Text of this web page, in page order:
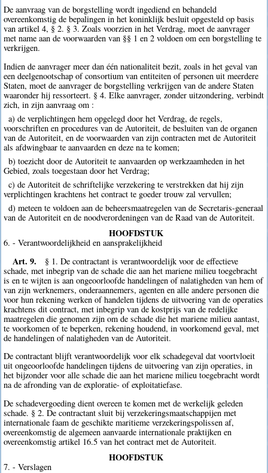
De aanvraag van de borgstelling wordt ingediend en behandeld
overeenkomstig de bepalingen in het koninklijk besluit opgesteld op basis
van artikel 4, § 2. § 3. Zoals voorzien in het Verdrag, moet de aanvrager
met name aan de voorwaarden van §§ 1 en 2 voldoen om een borgstelling te
verkrijgen.
Indien de aanvrager meer dan één nationaliteit bezit, zoals in het geval van
een deelgenootschap of consortium van entiteiten of personen uit meerdere
Staten, moet de aanvrager de borgstelling verkrijgen van de andere Staten
waaronder hij ressorteert. § 4. Elke aanvrager, zonder uitzondering, verbindt
zich, in zijn aanvraag om :
a) de verplichtingen hem opgelegd door het Verdrag, de regels,
voorschriften en procedures van de Autoriteit, de besluiten van de organen
van de Autoriteit, en de voorwaarden van zijn contracten met de Autoriteit
als afdwingbaar te aanvaarden en deze na te komen;
b) toezicht door de Autoriteit te aanvaarden op werkzaamheden in het
Gebied, zoals toegestaan door het Verdrag;
c) de Autoriteit de schriftelijke verzekering te verstrekken dat hij zijn
verplichtingen krachtens het contract te goeder trouw zal vervullen;
d) meteen te voldoen aan de beheersmaatregelen van de Secretaris-generaal
van de Autoriteit en de noodverordeningen van de Raad van de Autoriteit.
HOOFDSTUK
6. - Verantwoordelijkheid en aansprakelijkheid
Art. 9.
§ 1. De contractant is verantwoordelijk voor de effectieve
schade, met inbegrip van de schade die aan het mariene milieu toegebracht
is en te wijten is aan ongeoorloofde handelingen of nalatigheden van hem of
van zijn werknemers, onderaannemers, agenten en alle andere personen die
voor hun rekening werken of handelen tijdens de uitvoering van de operaties
krachtens dit contract, met inbegrip van de kostprijs van de redelijke
maatregelen die genomen zijn om de schade die het mariene milieu aantast,
te voorkomen of te beperken, rekening houdend, in voorkomend geval, met
de handelingen of nalatigheden van de Autoriteit.
De contractant blijft verantwoordelijk voor elk schadegeval dat voortvloeit
uit ongeoorloofde handelingen tijdens de uitvoering van zijn operaties, in
het bijzonder voor alle schade die aan het mariene milieu toegebracht wordt
na de afronding van de exploratie- of exploitatiefase.
De schadevergoeding dient overeen te komen met de werkelijk geleden
schade. § 2. De contractant sluit bij verzekeringsmaatschappijen met
internationale faam de geschikte maritieme verzekeringspolissen af,
overeenkomstig de algemeen aanvaarde internationale praktijken en
overeenkomstig artikel 16.5 van het contract met de Autoriteit.
HOOFDSTUK
7. - Verslagen